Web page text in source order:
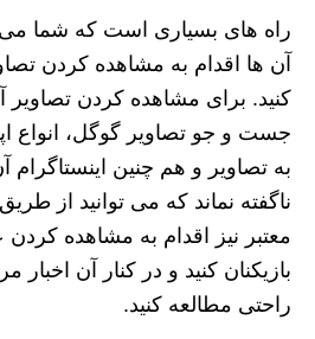
راه های بسیاری است که شما می
آن ها اقدام به مشاهده کردن
کنید. برای مشاهده کردن تصاویر
جست و جو تصاویر گوگل، انواع
به تصاویر و هم چنین اینستاگرام
ناگفته نماند که می توانید از
معتبر نیز اقدام به مشاهده
بازیکنان کنید و در کنار آن اخبار
راحتی مطالعه کنید.